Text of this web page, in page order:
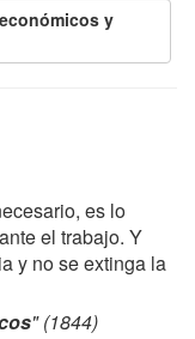
y
es lo
el trabajo. Y
y no se extinga la
" (1844)